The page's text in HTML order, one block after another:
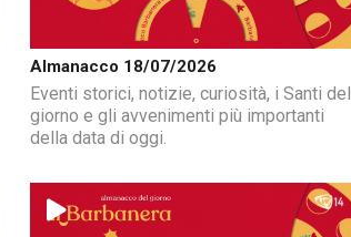
Almanacco 18/07/2026
Eventi storici, notizie, curiosità, i Santi del
giorno e gli avvenimenti più importanti
della data di oggi.